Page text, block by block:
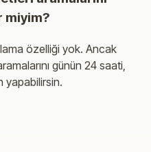
miyim?
özelliği yok. Ancak
günün 24 saati,
yapabilirsin.